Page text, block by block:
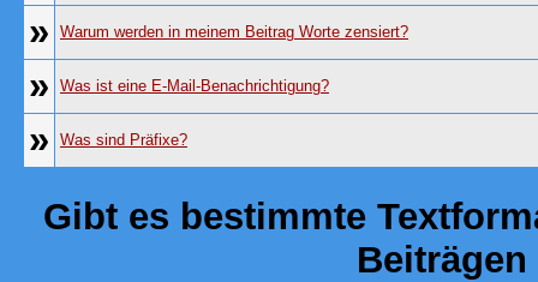
» Warum werden in meinem Beitrag Worte zensiert?
» Was ist eine E-Mail-Benachrichtigung?
» Was sind Präfixe?
Gibt es bestimmte